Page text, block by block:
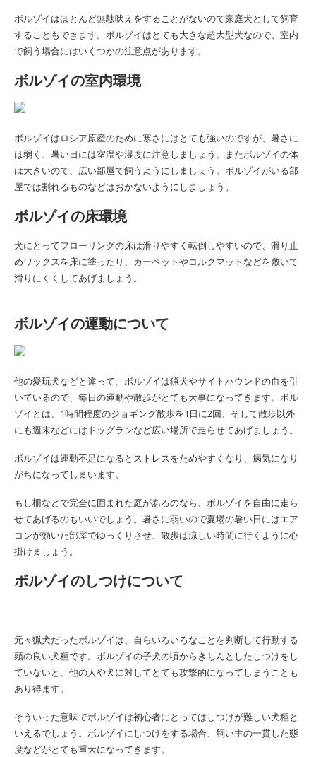
ボルゾイはほとんど無駄吠えをすることがないので家庭犬として飼育
することもできます。ボルゾイはとても大きな超大型犬なので、室内
で飼う場合にはいくつかの注意点があります。
ボルゾイの室内環境
ボルゾイはロシア原産のために寒さにはとても強いのですが、暑さに
は弱く、暑い日には室温や湿度に注意しましょう。またボルゾイの体
は大きいので、広い部屋で飼うようにしましょう。ボルゾイがいる部
屋では割れるものなどはおかないようにしましょう。
ボルゾイの床環境
犬にとってフローリングの床は滑りやすく転倒しやすいので、滑り止
めワックスを床に塗ったり、カーペットやコルクマットなどを敷いて
滑りにくくしてあげましょう。
ボルゾイの運動について
他の愛玩犬などと違って、ボルゾイは猟犬やサイトハウンドの血を引
いているので、毎日の運動や散歩がとても大事になってきます。ボル
ゾイとは、1時間程度のジョギング散歩を1日に2回、そして散歩以外
にも週末などにはドッグランなど広い場所で走らせてあげましょう。
ボルゾイは運動不足になるとストレスをためやすくなり、病気になり
がちになってしまいます。
もし柵などで完全に囲まれた庭があるのなら、ボルゾイを自由に走ら
せてあげるのもいいでしょう。暑さに弱いので夏場の暑い日にはエア
コンが効いた部屋でゆっくりさせ、散歩は涼しい時間に行くように心
掛けましょう。
ボルゾイのしつけについて
元々猟犬だったボルゾイは、自らいろいろなことを判断して行動する
頭の良い犬種です。ボルゾイの子犬の頃からきちんとしたしつけをし
ていないと、他の人や犬に対してとても攻撃的になってしまうことも
あり得ます。
そういった意味でボルゾイは初心者にとってはしつけが難しい犬種と
いえるでしょう。ボルゾイにしつけをする場合、飼い主の一貫した態
度などがとても重大になってきます。